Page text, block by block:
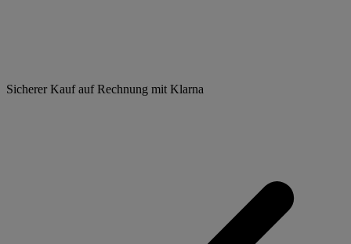
Sicherer Kauf auf Rechnung mit Klarna